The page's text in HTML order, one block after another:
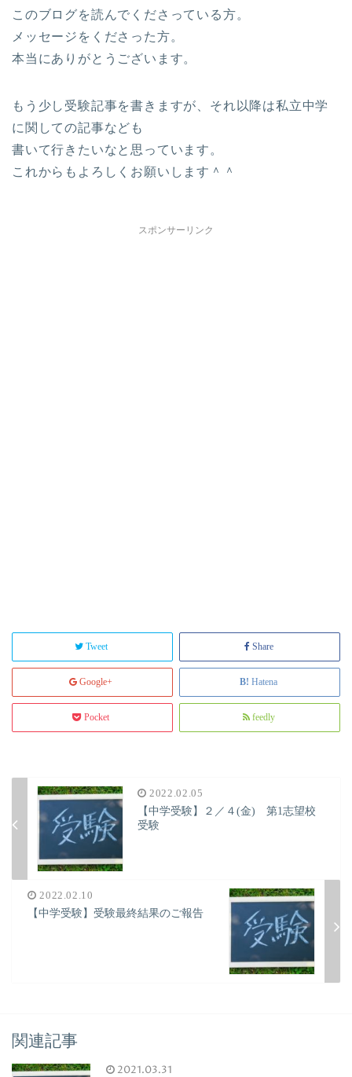
このブログを読んでくださっている方。
メッセージをくださった方。
本当にありがとうございます。
もう少し受験記事を書きますが、それ以降は私立中学
に関しての記事なども
書いて行きたいなと思っています。
これからもよろしくお願いします＾＾
スポンサーリンク
Tweet Share
Google+ Hatena
Pocket feedly
2022.02.05
【中学受験】２／４(金) 第1志望校
受験
2022.02.10
【中学受験】受験最終結果のご報告
関連記事
2021.03.31